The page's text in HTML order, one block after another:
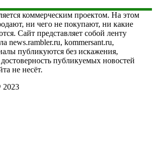
коммерческим проектом. На этом
ни чего не покупают, ни какие
Сайт представляет собой ленту
news.rambler.ru, kommersant.ru,
публикуются без искажения,
достоверность публикуемых новостей
не несёт.
2023